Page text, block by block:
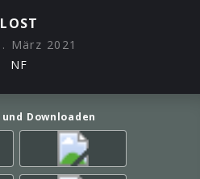
LOST
März 2021
NF
Downloaden